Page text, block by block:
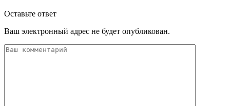
Оставьте ответ
Ваш электронный адрес не будет опубликован.